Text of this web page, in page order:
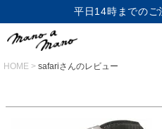
平日14時までのご
HOME safariさんのレビュー